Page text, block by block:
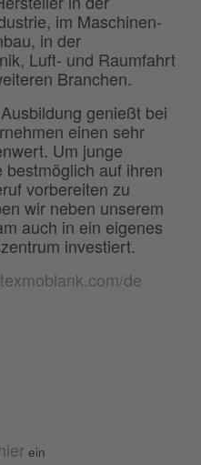
im Maschinen-
in der
Luft- und Raumfahrt
Branchen.
genießt bei
einen sehr
Um junge
bestmöglich auf ihren
vorbereiten zu
wir neben unserem
auch in ein eigenes
investiert.
de
ein